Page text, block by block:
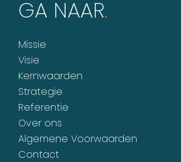
GA NAAR.
Missie
Visie
Kernwaarden
Strategie
Referentie
Over ons
Algemene Voorwaarden
Contact